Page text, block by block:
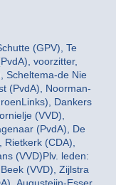
(GPV), Te
voorzitter,
Scheltema-de Nie
(PvdA), Noorman-
Dankers
(VVD),
(PvdA), De
(CDA),
(VVD)Plv. leden:
(VVD), Zijlstra
Augusteijn-Esser